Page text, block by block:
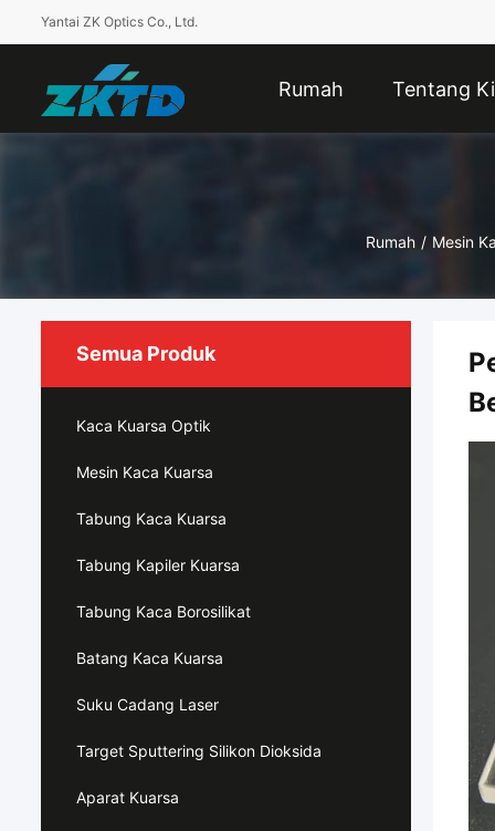
Yantai ZK Optics Co., Ltd.
Rumah Tentang
Rumah / Mesin
Semua Produk
Kaca Kuarsa Optik
Mesin Kaca Kuarsa
Tabung Kaca Kuarsa
Tabung Kapiler Kuarsa
Tabung Kaca Borosilikat
Batang Kaca Kuarsa
Suku Cadang Laser
Target Sputtering Silikon Dioksida
Aparat Kuarsa